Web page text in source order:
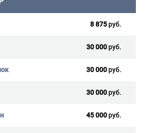
8 875руб.
30 000руб.
30 000руб.
30 000руб.
45 000руб.